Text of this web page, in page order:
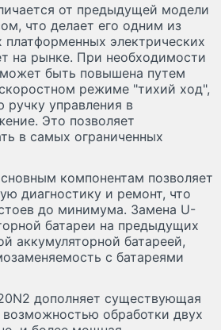
от предыдущей модели
что делает его одним из
электрических
на рынке. При необходимости
быть повышена путем
режиме "тихий ход",
ручку управления в
Это позволяет
в самых ограниченных
компонентам позволяет
диагностику и ремонт, что
до минимума. Замена U-
батареи на предыдущих
аккумуляторной батареей,
с батареями
дополняет существующая
обработки двух